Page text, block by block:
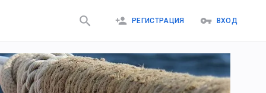
РЕГИСТРАЦИЯ ВХОД